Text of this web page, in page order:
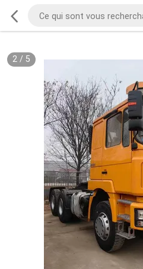
2/ 5